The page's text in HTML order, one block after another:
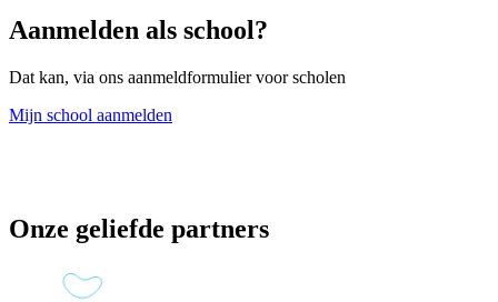
Aanmelden als school?
Dat kan, via ons aanmeldformulier voor scholen
Mijn school aanmelden
Onze geliefde partners